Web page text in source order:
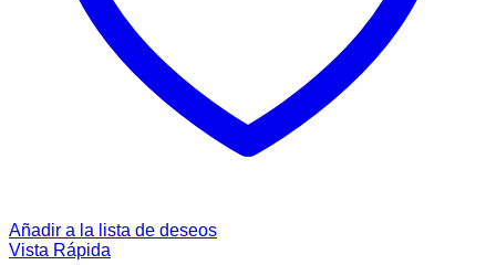
Añadir a la lista de deseos
Vista Rápida